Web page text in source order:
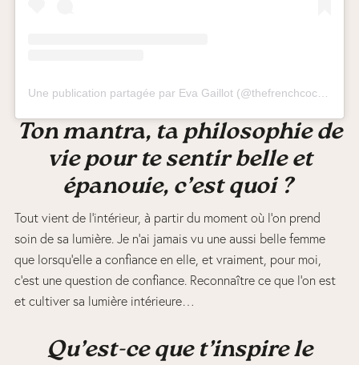
Une publication partagée par Eva Gaillot (@thefrenchcoconut)
Ton mantra, ta philosophie de
vie pour te sentir belle et
épanouie, c’est quoi ?
Tout vient de l’intérieur, à partir du moment où l’on prend
soin de sa lumière. Je n’ai jamais vu une aussi belle femme
que lorsqu’elle a confiance en elle, et vraiment, pour moi,
c’est une question de confiance. Reconnaître ce que l’on est
et cultiver sa lumière intérieure…
Qu’est-ce que t’inspire le